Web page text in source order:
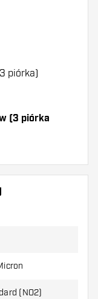
piórka)
(3 piórka
piórek i
(NO2)